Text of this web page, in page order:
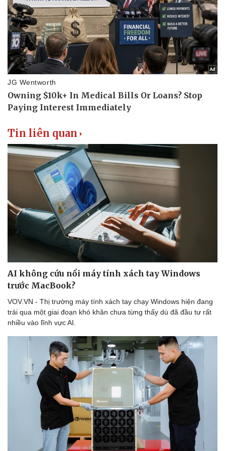
Tin liên quan
AI không cứu nổi máy tính xách tay Windows
trước MacBook?
VOV.VN - Thị trường máy tính xách tay chạy Windows hiện đang
trải qua một giai đoạn khó khăn chưa từng thấy dù đã đầu tư rất
nhiều vào lĩnh vực AI.